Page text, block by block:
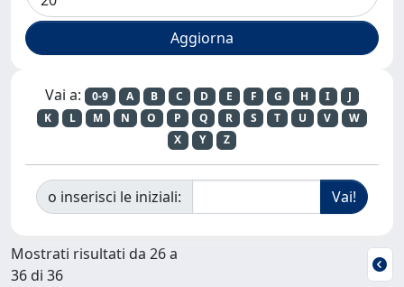
Vai a: 0-9 A B C D E F G H I
J
K
L M N O P Q R S T U V
W
X
Y Z
o inserisci le iniziali:
Mostrati risultati da 26 a
36 di 36